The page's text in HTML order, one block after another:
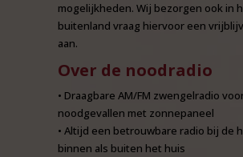
mogelijkheden. Wij bezorgen ook in
buitenland vraag hiervoor een
aan.
Over de noodradio
• Draagbare AM/FM zwengelradio
noodgevallen met zonnepaneel
• Altijd een betrouwbare radio bij de
binnen als buiten het huis